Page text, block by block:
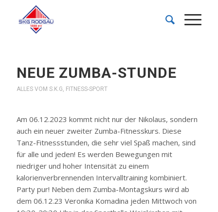
NEUE ZUMBA-STUNDE
ALLES VOM S.K.G, FITNESS-SPORT
Am 06.12.2023 kommt nicht nur der Nikolaus, sondern
auch ein neuer zweiter Zumba-Fitnesskurs. Diese
Tanz-Fitnessstunden, die sehr viel Spaß machen, sind
für alle und jeden! Es werden Bewegungen mit
niedriger und hoher Intensität zu einem
kalorienverbrennenden Intervalltraining kombiniert.
Party pur! Neben dem Zumba-Montagskurs wird ab
dem 06.12.23 Veronika Komadina jeden Mittwoch von